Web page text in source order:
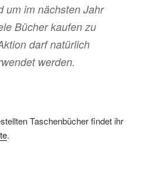
um im nächsten Jahr
Bücher kaufen zu
darf natürlich
werden.
Taschenbücher findet ihr
.